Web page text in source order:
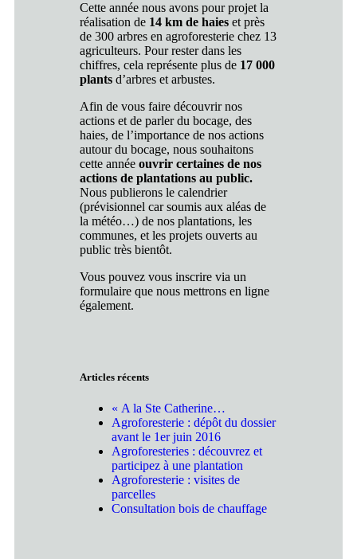
Cette année nous avons pour projet la
réalisation de 14 km de haies et près
de 300 arbres en agroforesterie chez 13
agriculteurs. Pour rester dans les
chiffres, cela représente plus de 17 000
plants d’arbres et arbustes.
Afin de vous faire découvrir nos
actions et de parler du bocage, des
haies, de l’importance de nos actions
autour du bocage, nous souhaitons
cette année ouvrir certaines de nos
actions de plantations au public.
Nous publierons le calendrier
(prévisionnel car soumis aux aléas de
la météo…) de nos plantations, les
communes, et les projets ouverts au
public très bientôt.
Vous pouvez vous inscrire via un
formulaire que nous mettrons en ligne
également.
Articles récents
« A la Ste Catherine…
Agroforesterie : dépôt du dossier
avant le 1er juin 2016
Agroforesteries : découvrez et
participez à une plantation
Agroforesterie : visites de
parcelles
Consultation bois de chauffage